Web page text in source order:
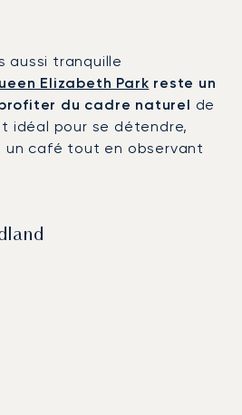
aussi tranquille
Elizabeth Park reste un
du cadre naturel de
idéal pour se détendre,
un café tout en observant